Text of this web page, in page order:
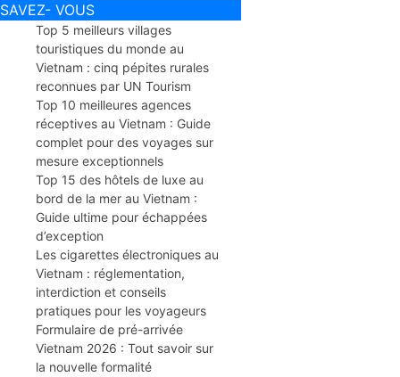
SAVEZ- VOUS
Top 5 meilleurs villages
touristiques du monde au
Vietnam : cinq pépites rurales
reconnues par UN Tourism
Top 10 meilleures agences
réceptives au Vietnam : Guide
complet pour des voyages sur
mesure exceptionnels
Top 15 des hôtels de luxe au
bord de la mer au Vietnam :
Guide ultime pour échappées
d’exception
Les cigarettes électroniques au
Vietnam : réglementation,
interdiction et conseils
pratiques pour les voyageurs
Formulaire de pré-arrivée
Vietnam 2026 : Tout savoir sur
la nouvelle formalité